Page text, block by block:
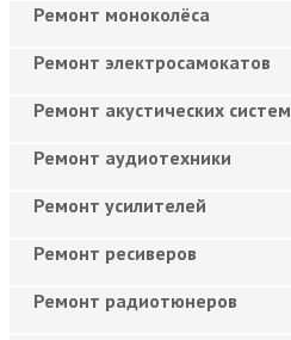
Ремонт моноколёса
Ремонт электросамокатов
Ремонт акустических систем
Ремонт аудиотехники
Ремонт усилителей
Ремонт ресиверов
Ремонт радиотюнеров